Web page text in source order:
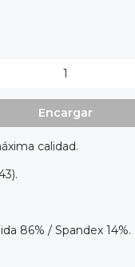
Encargar
calidad.
86% / Spandex 14%.